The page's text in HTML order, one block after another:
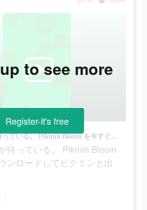
ピクミン達が待っている。 Pikmin Bloom を今すぐダウンロードしてピクミンと出会おう。
待っている。 Pikmin Bloom
ンロードしてピクミンと出
to see more
Register-it's free